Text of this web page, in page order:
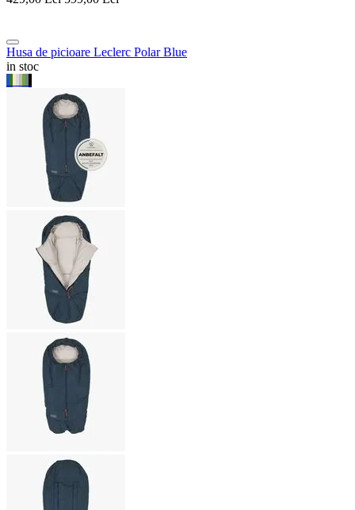
Husa de picioare Leclerc Polar Blue
in stoc